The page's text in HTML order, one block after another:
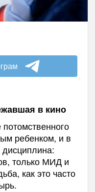
в кино
ребенком, и в
только МИД и
как это часто